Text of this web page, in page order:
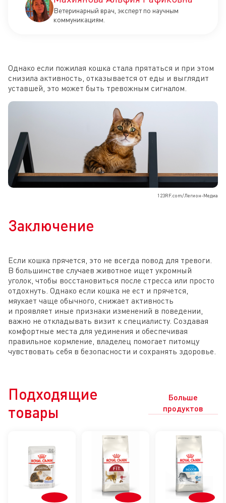
Ветеринарный врач, эксперт по научным
коммуникациям.
Однако если пожилая кошка стала прятаться и при этом
снизила активность, отказывается от еды и выглядит
уставшей, это может быть тревожным сигналом.
123RF.com/Легион-Медиа
Заключение
Если кошка прячется, это не всегда повод для тревоги.
В большинстве случаев животное ищет укромный
уголок, чтобы восстановиться после стресса или просто
отдохнуть. Однако если кошка не ест и прячется,
мяукает чаще обычного, снижает активность
и проявляет иные признаки изменений в поведении,
важно не откладывать визит к специалисту. Создавая
комфортные места для уединения и обеспечивая
правильное кормление, владелец помогает питомцу
чувствовать себя в безопасности и сохранять здоровье.
Подходящие
товары
Больше
продуктов